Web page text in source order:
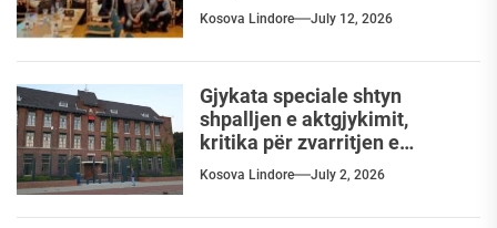
Kosova Lindore July 12, 2026
Gjykata speciale shtyn
shpalljen e aktgjykimit,
kritika për zvarritjen e
procesit
Kosova Lindore July 2, 2026